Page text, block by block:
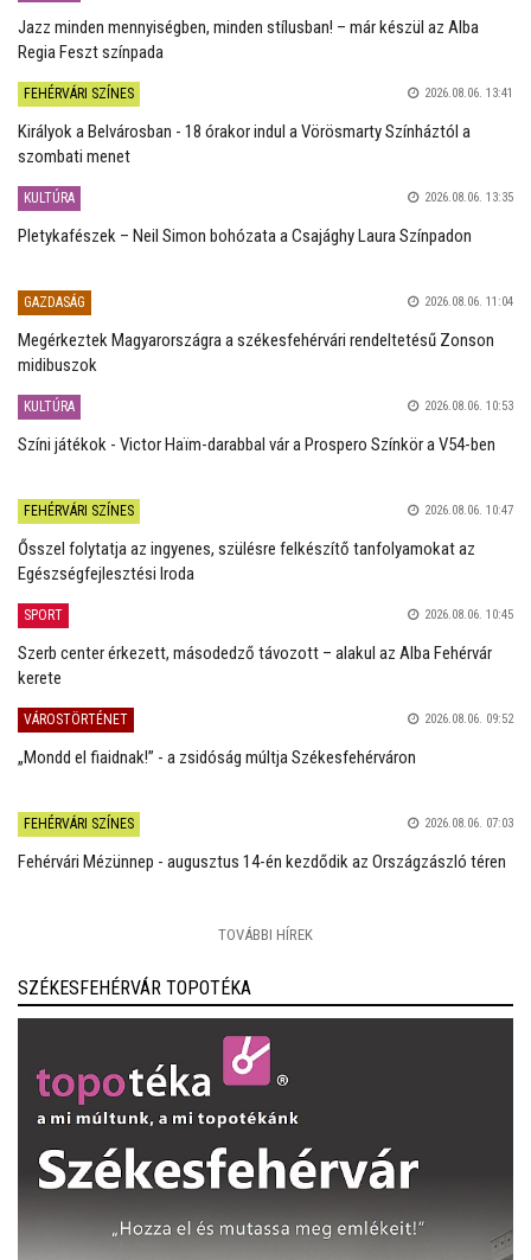
Jazz minden mennyiségben, minden stílusban! – már készül az Alba
Regia Feszt színpada
FEHÉRVÁRI SZÍNES 2026.08.06. 13:41
Királyok a Belvárosban - 18 órakor indul a Vörösmarty Színháztól a
szombati menet
KULTÚRA 2026.08.06. 13:35
Pletykafészek – Neil Simon bohózata a Csajághy Laura Színpadon
GAZDASÁG 2026.08.06. 11:04
Megérkeztek Magyarországra a székesfehérvári rendeltetésű Zonson
midibuszok
KULTÚRA 2026.08.06. 10:53
Színi játékok - Victor Haïm-darabbal vár a Prospero Színkör a V54-ben
FEHÉRVÁRI SZÍNES 2026.08.06. 10:47
Ősszel folytatja az ingyenes, szülésre felkészítő tanfolyamokat az
Egészségfejlesztési Iroda
SPORT 2026.08.06. 10:45
Szerb center érkezett, másodedző távozott – alakul az Alba Fehérvár
kerete
VÁROSTÖRTÉNET 2026.08.06. 09:52
„Mondd el fiaidnak!” - a zsidóság múltja Székesfehérváron
FEHÉRVÁRI SZÍNES 2026.08.06. 07:03
Fehérvári Mézünnep - augusztus 14-én kezdődik az Országzászló téren
TOVÁBBI HÍREK
SZÉKESFEHÉRVÁR TOPOTÉKA